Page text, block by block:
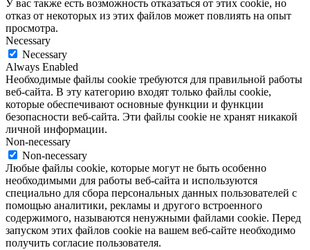
У вас также есть возможность отказаться от этих cookie, но
отказ от некоторых из этих файлов может повлиять на опыт
просмотра.
Necessary
Necessary
Always Enabled
Необходимые файлы cookie требуются для правильной работы
веб-сайта. В эту категорию входят только файлы cookie,
которые обеспечивают основные функции и функции
безопасности веб-сайта. Эти файлы cookie не хранят никакой
личной информации.
Non-necessary
Non-necessary
Любые файлы cookie, которые могут не быть особенно
необходимыми для работы веб-сайта и используются
специально для сбора персональных данных пользователей с
помощью аналитики, рекламы и другого встроенного
содержимого, называются ненужными файлами cookie. Перед
запуском этих файлов cookie на вашем веб-сайте необходимо
получить согласие пользователя.